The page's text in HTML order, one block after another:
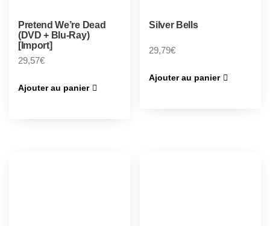
Pretend We’re Dead
(DVD + Blu-Ray)
[Import]
29,57€
Ajouter au panier
Silver Bells
29,79€
Ajouter au panier